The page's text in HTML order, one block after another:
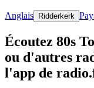
Anglais Ridderkerk
Écoutez 80s
ou d'autres
l'app de